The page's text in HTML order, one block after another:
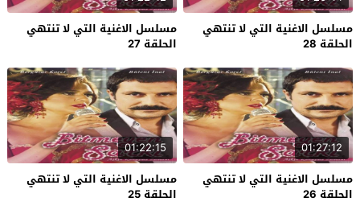
مسلسل الاغنية التي لا تنتهي
الحلقة 28
مسلسل الاغنية التي لا تنتهي
الحلقة 27
01:27:12
مسلسل الاغنية التي لا تنتهي
الحلقة 26
01:22:15
مسلسل الاغنية التي لا تنتهي
الحلقة 25